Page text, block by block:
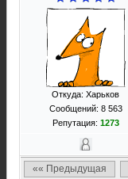
Откуда: Харьков
Сообщений: 8 563
Репутация: 1273
«« Предыдущая